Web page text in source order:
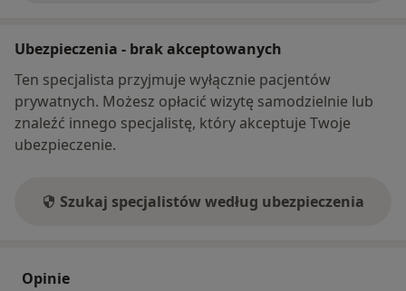
Ubezpieczenia - brak akceptowanych
Ten specjalista przyjmuje wyłącznie pacjentów
prywatnych. Możesz opłacić wizytę samodzielnie lub
znaleźć innego specjalistę, który akceptuje Twoje
ubezpieczenie.
Szukaj specjalistów według ubezpieczenia
Opinie